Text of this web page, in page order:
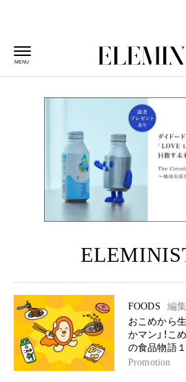
MENU
FOODS
編
おこめから
かマン」！こ
の食品物語１
Promotion